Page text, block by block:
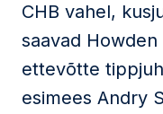
CHB vahel,
saavad
ettevõtte
esimees Andry